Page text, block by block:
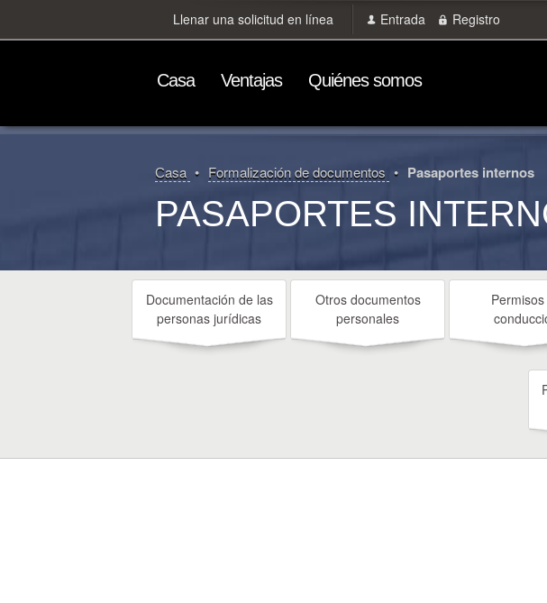
Llenar una solicitud en línea Entrada Registro
Сasa Ventajas Quiénes somos
Сasa Formalización de documentos Pasaportes internos
PASAPORTES
Documentación de las
personas jurídicas
Otros documentos
personales